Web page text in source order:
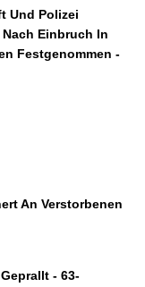
Und Polizei
Einbruch In
Festgenommen -
An Verstorbenen
- 63-